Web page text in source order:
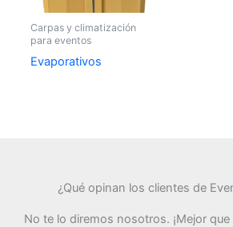
Carpas y climatización
para eventos
Evaporativos
¿Qué opinan los clientes de
No te lo diremos nosotros. ¡Mejor